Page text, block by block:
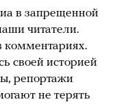
в запрещенной
читатели.
комментариях.
своей историей
репортажи
не терять